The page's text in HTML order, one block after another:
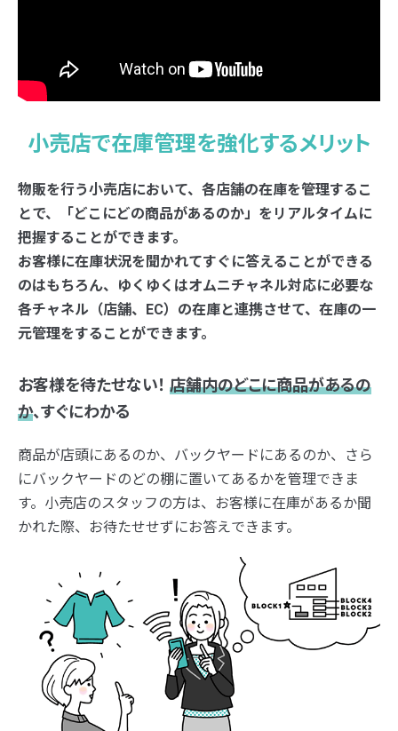
小売店で在庫管理を強化するメリット
物販を行う小売店において、各店舗の在庫を管理するこ
とで、「どこにどの商品があるのか」をリアルタイムに
把握することができます。
お客様に在庫状況を聞かれてすぐに答えることができる
のはもちろん、ゆくゆくはオムニチャネル対応に必要な
各チャネル（店舗、EC）の在庫と連携させて、在庫の一
元管理をすることができます。
お客様を待たせない！ 店舗内のどこに商品があるの
か、すぐにわかる
商品が店頭にあるのか、バックヤードにあるのか、さら
にバックヤードのどの棚に置いてあるかを管理できま
す。小売店のスタッフの方は、お客様に在庫があるか聞
かれた際、お待たせせずにお答えできます。